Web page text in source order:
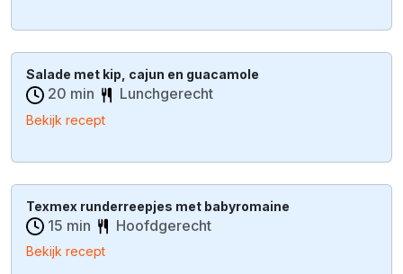
Salade met kip, cajun en guacamole
20 min Lunchgerecht
Bekijk recept
Texmex runderreepjes met babyromaine
15 min Hoofdgerecht
Bekijk recept